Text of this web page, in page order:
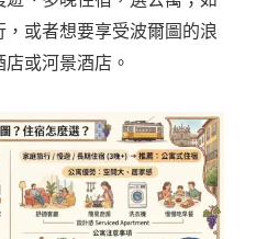
或者想要享受波爾圖的浪
或河景酒店。